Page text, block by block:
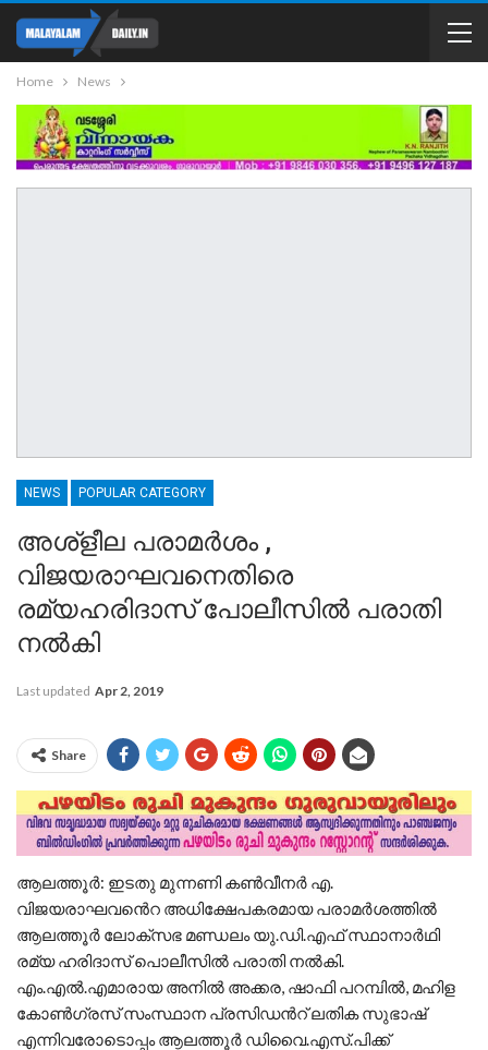
Home News
NEWS POPULAR CATEGORY
അശ്‌ളീല പരാമർശം ,
വിജയരാഘവനെതിരെ
രമ്യഹരിദാസ് പോലീസിൽ പരാതി
നൽകി
Last updated Apr 2, 2019
Share
ആലത്തൂർ: ഇടതു മുന്നണി കൺവീനർ എ.
വിജയരാഘവൻെറ അധിക്ഷേപകരമായ പരാമർശത്തിൽ
ആലത്തൂർ ലോക്സഭ മണ്ഡലം യു.ഡി.എഫ് സ്ഥാനാർഥി
രമ്യ ഹരിദാസ് പൊലീസിൽ പരാതി നൽകി.
എം.എൽ.എമാരായ അനിൽ അക്കര, ഷാഫി പറമ്പിൽ, മഹിള
കോൺഗ്രസ് സംസ്ഥാന പ്രസിഡൻറ് ലതിക സുഭാഷ്
എന്നിവരോടൊപ്പം ആലത്തൂർ ഡിവൈ.എസ്.പിക്ക്